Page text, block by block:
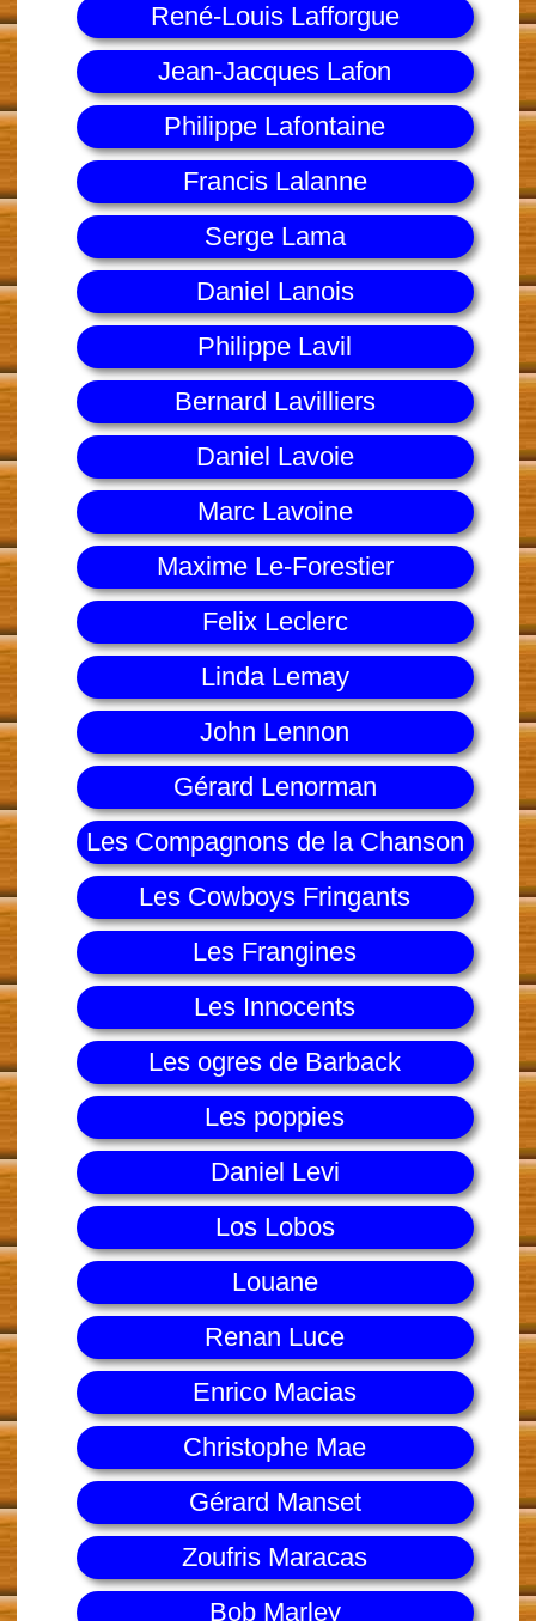
René-Louis Lafforgue
Jean-Jacques Lafon
Philippe Lafontaine
Francis Lalanne
Serge Lama
Daniel Lanois
Philippe Lavil
Bernard Lavilliers
Daniel Lavoie
Marc Lavoine
Maxime Le-Forestier
Felix Leclerc
Linda Lemay
John Lennon
Gérard Lenorman
Les Compagnons de la Chanson
Les Cowboys Fringants
Les Frangines
Les Innocents
Les ogres de Barback
Les poppies
Daniel Levi
Los Lobos
Louane
Renan Luce
Enrico Macias
Christophe Mae
Gérard Manset
Zoufris Maracas
Bob Marley